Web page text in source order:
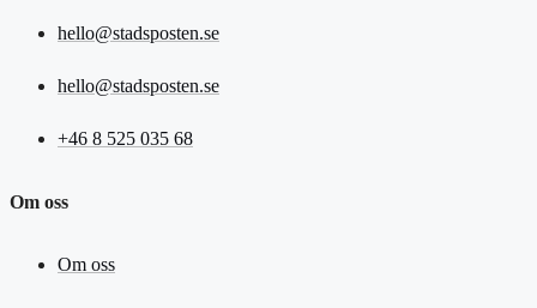
hello@stadsposten.se
hello@stadsposten.se
+46 8 525 035 68
Om oss
Om oss